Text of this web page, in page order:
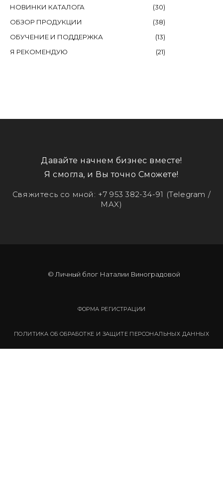
НОВИНКИ КАТАЛОГА
(30)
ОБЗОР ПРОДУКЦИИ
(38)
ОБУЧЕНИЕ И ПОДДЕРЖКА
(13)
Я РЕКОМЕНДУЮ
(21)
Давайте начнем бизнес вместе!
Я смогла, и Вы точно Сможете!
Свяжитесь со мной: +7 953 382-34-91 (Telegram /
MAX)
© Личный блог Наталии Виноградовой
ФОРМА РЕГИСТРАЦИИ
ПОЛИТИКА ОБ ОБРАБОТКЕ И ЗАЩИТЕ ПЕРСОНАЛЬНЫХ ДАННЫХ